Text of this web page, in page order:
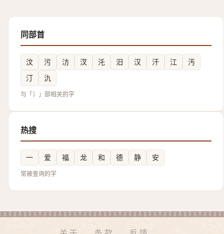
同部首
汶 污 汸 汊 汑 汨 汉 汗 江
汚
汀
氿
与「氵」部相关的字
热搜
一 爱 福 龙 和 德 静 安
常被查询的字